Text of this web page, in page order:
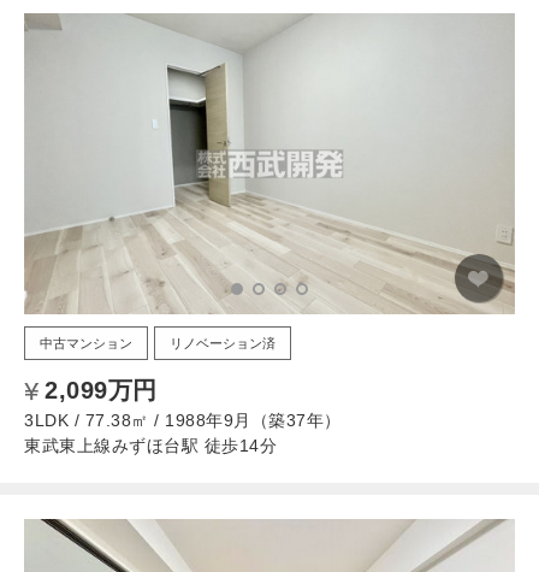
中古マンション リノベーション済
2,099万円
3LDK / 77.38㎡ / 1988年9月（築37年）
東武東上線みずほ台駅 徒歩14分